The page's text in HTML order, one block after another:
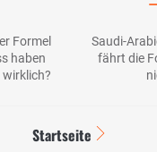
Formel
haben
wirklich?
Saudi-
fährt die
Startseite